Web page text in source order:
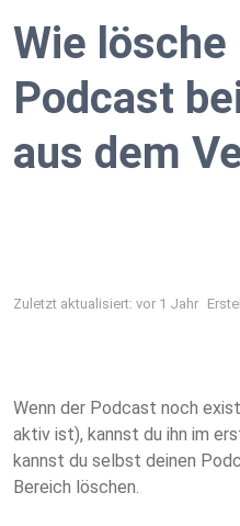
Wie
Podcast
aus dem
Zuletzt aktualisiert: vor 1 Jahr
Wenn der Podcast noch
aktiv ist), kannst du ihn im
kannst du selbst deinen
Bereich löschen.